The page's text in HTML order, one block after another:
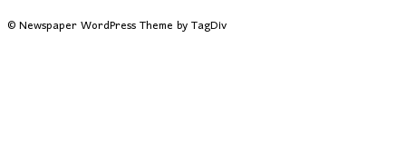
© Newspaper WordPress Theme by TagDiv